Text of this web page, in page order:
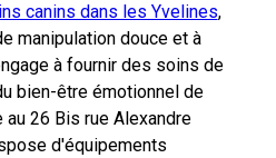
canins dans les Yvelines,
manipulation douce et à
à fournir des soins de
bien-être émotionnel de
26 Bis rue Alexandre
d'équipements